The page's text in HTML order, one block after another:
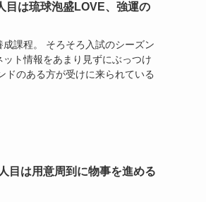
目は琉球泡盛LOVE、強運の
課程。 そろそろ入試のシーズン
ト情報をあまり見ずにぶっつけ
ドのある方が受けに来られている
目は用意周到に物事を進める